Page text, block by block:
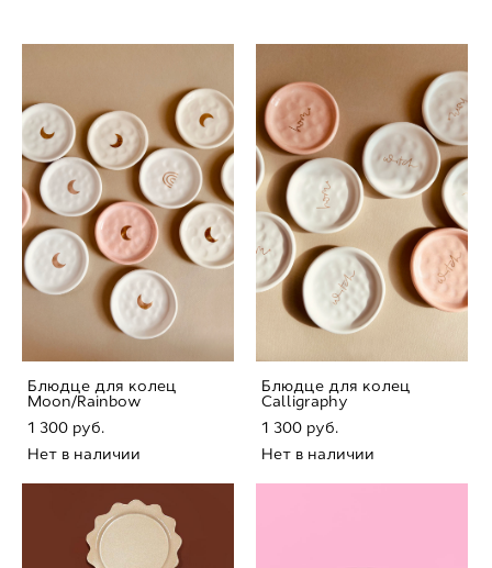
Блюдце для колец
Moon/Rainbow
1 300 pуб.
Нет в наличии
Блюдце для колец
Calligraphy
1 300 pуб.
Нет в наличии